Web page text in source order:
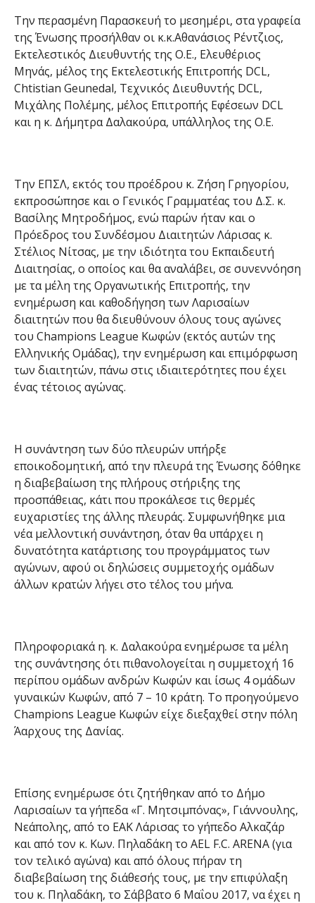
Την περασμένη Παρασκευή το μεσημέρι, στα γραφεία
της Ένωσης προσήλθαν οι κ.κ.Αθανάσιος Ρέντζιος,
Εκτελεστικός Διευθυντής της Ο.Ε., Ελευθέριος
Μηνάς, μέλος της Εκτελεστικής Επιτροπής DCL,
Chtistian Geunedal, Τεχνικός Διευθυντής DCL,
Mιχάλης Πολέμης, μέλος Επιτροπής Εφέσεων DCL
και η κ. Δήμητρα Δαλακούρα, υπάλληλος της Ο.Ε.
Την ΕΠΣΛ, εκτός του προέδρου κ. Ζήση Γρηγορίου,
εκπροσώπησε και ο Γενικός Γραμματέας του Δ.Σ. κ.
Βασίλης Μητροδήμος, ενώ παρών ήταν και ο
Πρόεδρος του Συνδέσμου Διαιτητών Λάρισας κ.
Στέλιος Νίτσας, με την ιδιότητα του Εκπαιδευτή
Διαιτησίας, ο οποίος και θα αναλάβει, σε συνεννόηση
με τα μέλη της Οργανωτικής Επιτροπής, την
ενημέρωση και καθοδήγηση των Λαρισαίων
διαιτητών που θα διευθύνουν όλους τους αγώνες
του Champions League Κωφών (εκτός αυτών της
Ελληνικής Ομάδας), την ενημέρωση και επιμόρφωση
των διαιτητών, πάνω στις ιδιαιτερότητες που έχει
ένας τέτοιος αγώνας.
Η συνάντηση των δύο πλευρών υπήρξε
εποικοδομητική, από την πλευρά της Ένωσης δόθηκε
η διαβεβαίωση της πλήρους στήριξης της
προσπάθειας, κάτι που προκάλεσε τις θερμές
ευχαριστίες της άλλης πλευράς. Συμφωνήθηκε μια
νέα μελλοντική συνάντηση, όταν θα υπάρχει η
δυνατότητα κατάρτισης του προγράμματος των
αγώνων, αφού οι δηλώσεις συμμετοχής ομάδων
άλλων κρατών λήγει στο τέλος του μήνα.
Πληροφοριακά η. κ. Δαλακούρα ενημέρωσε τα μέλη
της συνάντησης ότι πιθανολογείται η συμμετοχή 16
περίπου ομάδων ανδρών Κωφών και ίσως 4 ομάδων
γυναικών Κωφών, από 7 – 10 κράτη. Το προηγούμενο
Champions League Κωφών είχε διεξαχθεί στην πόλη
Άαρχους της Δανίας.
Επίσης ενημέρωσε ότι ζητήθηκαν από το Δήμο
Λαρισαίων τα γήπεδα «Γ. Μητσιμπόνας», Γιάννουλης,
Νεάπολης, από το ΕΑΚ Λάρισας το γήπεδο Αλκαζάρ
και από τον κ. Κων. Πηλαδάκη το AEL F.C. ARENA (για
τον τελικό αγώνα) και από όλους πήραν τη
διαβεβαίωση της διάθεσής τους, με την επιφύλαξη
του κ. Πηλαδάκη, το Σάββατο 6 Μαΐου 2017, να έχει η